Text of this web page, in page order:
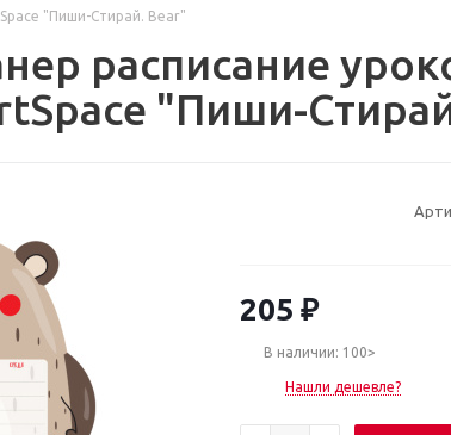
"Пиши-Стирай. Bear"
расписание
"Пиши-
205 ₽
В наличии: 100>
Нашли дешевле?